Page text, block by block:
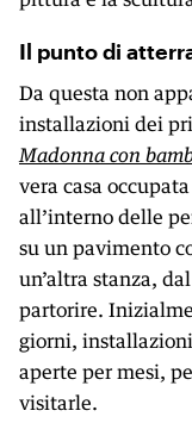
Il punto di
Da questa non
installazioni dei
Madonna con
vera casa
all’interno delle
su un pavimento
un’altra stanza,
partorire.
giorni,
aperte per mesi,
visitarle.